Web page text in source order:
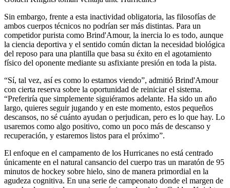
Sin embargo, frente a esta inactividad obligatoria, las filosofías de
ambos cuerpos técnicos no podrían ser más distintas. Para un
competidor purista como Brind'Amour, la inercia lo es todo, aunque
la ciencia deportiva y el sentido común dictan la necesidad biológica
del reposo para una plantilla que basa su éxito en el agotamiento
físico del oponente mediante su asfixiante presión en toda la pista.
“Sí, tal vez, así es como lo estamos viendo”, admitió Brind'Amour
con cierta reserva sobre la oportunidad de reiniciar el sistema.
“Preferiría que simplemente siguiéramos adelante. Ha sido un año
largo, quieres seguir jugando y en este momento, estos pequeños
descansos, no sé cuánto ayudan o perjudican, pero es lo que hay. Lo
usaremos como algo positivo, como un poco más de descanso y
recuperación, y estaremos listos para el próximo”.
El enfoque en el campamento de los Hurricanes no está centrado
únicamente en el natural cansancio del cuerpo tras un maratón de 95
minutos de hockey sobre hielo, sino de manera primordial en la
agudeza cognitiva. En una serie de campeonato donde el margen de